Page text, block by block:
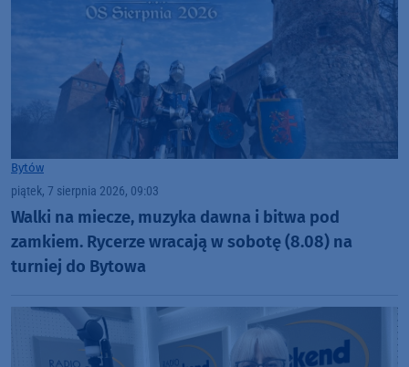
Bytów
piątek, 7 sierpnia 2026, 09:03
Walki na miecze, muzyka dawna i bitwa pod
zamkiem. Rycerze wracają w sobotę (8.08) na
turniej do Bytowa